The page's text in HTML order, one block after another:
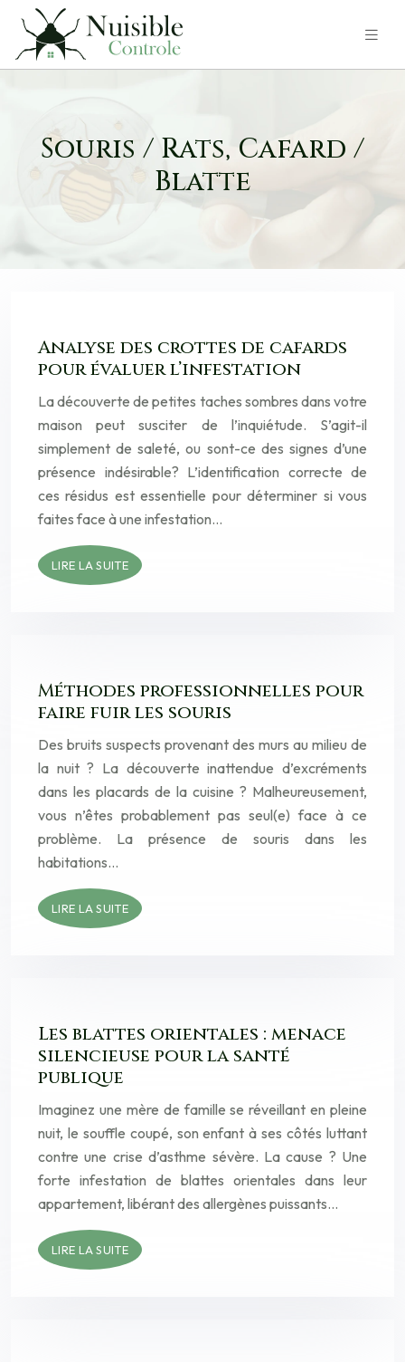
Souris / Rats, Cafard /
Blatte
Analyse des crottes de cafards
pour évaluer l’infestation
La découverte de petites taches sombres dans votre
maison peut susciter de l’inquiétude. S’agit-il
simplement de saleté, ou sont-ce des signes d’une
présence indésirable? L’identification correcte de
ces résidus est essentielle pour déterminer si vous
faites face à une infestation…
LIRE LA SUITE
Méthodes professionnelles pour
faire fuir les souris
Des bruits suspects provenant des murs au milieu de
la nuit ? La découverte inattendue d’excréments
dans les placards de la cuisine ? Malheureusement,
vous n’êtes probablement pas seul(e) face à ce
problème. La présence de souris dans les
habitations…
LIRE LA SUITE
Les blattes orientales : menace
silencieuse pour la santé
publique
Imaginez une mère de famille se réveillant en pleine
nuit, le souffle coupé, son enfant à ses côtés luttant
contre une crise d’asthme sévère. La cause ? Une
forte infestation de blattes orientales dans leur
appartement, libérant des allergènes puissants…
LIRE LA SUITE